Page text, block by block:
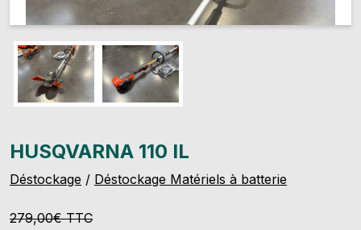
HUSQVARNA 110 IL
Déstockage / Déstockage Matériels à batterie
279,00€ TTC